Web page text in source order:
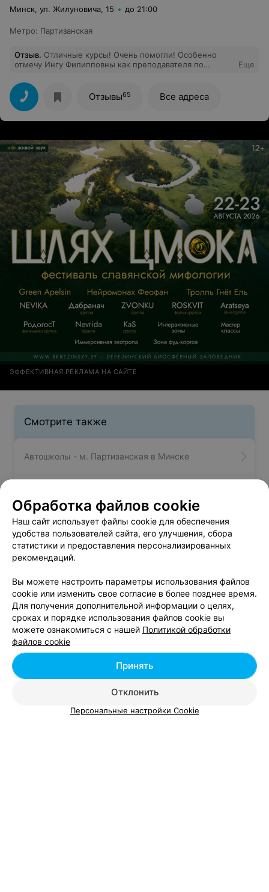
Минск, ул. Жилуновича, 15 до 21:00
Метро: Партизанская
Отзыв. Отличные курсы! Очень помогли! Особенно
отмечу Ингу Филипповны как преподавателя по
к ней)
Еще
Отзывы65 Все адреса
ЭФФЕКТИВНАЯ РЕКЛАМА НА САЙТЕ
Смотрите также
Автошколы - м. Партизанская в Минске
в Минске
Курсы иностранных языков возле метро
Партизанская в Минске
Добавить компанию
Добавить специалиста
Обработка файлов cookie
Наш сайт использует файлы cookie для обеспечения
удобства пользователей сайта, его улучшения, сбора
статистики и предоставления персонализированных
рекомендаций.
Вы можете настроить параметры использования файлов
cookie или изменить свое согласие в более позднее время.
Для получения дополнительной информации о целях,
сроках и порядке использования файлов cookie вы
можете ознакомиться с нашей Политикой обработки
файлов cookie
Отклонить
Принять
Персональные настройки Cookie